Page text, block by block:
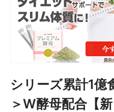
シリーズ累計1億
＞W酵母配合【